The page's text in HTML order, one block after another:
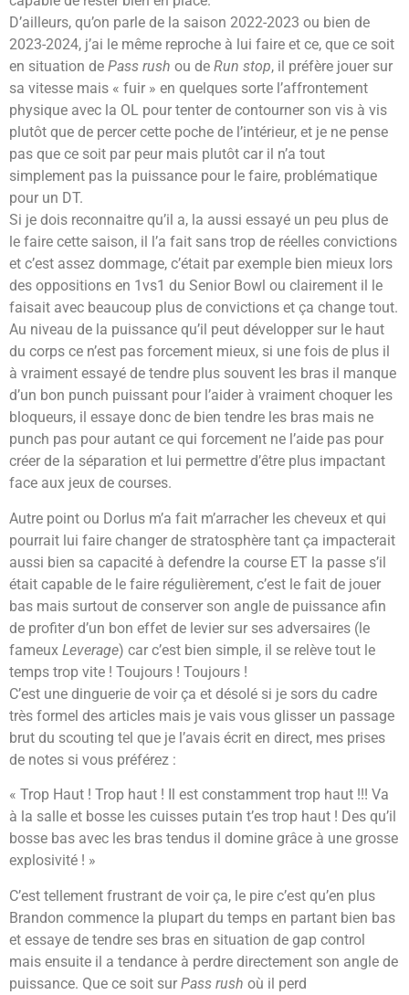
D’ailleurs, qu’on parle de la saison 2022-2023 ou bien de
2023-2024, j’ai le même reproche à lui faire et ce, que ce soit
en situation de Pass rush ou de Run stop, il préfère jouer sur
sa vitesse mais « fuir » en quelques sorte l’affrontement
physique avec la OL pour tenter de contourner son vis à vis
plutôt que de percer cette poche de l’intérieur, et je ne pense
pas que ce soit par peur mais plutôt car il n’a tout
simplement pas la puissance pour le faire, problématique
pour un DT.
Si je dois reconnaitre qu’il a, la aussi essayé un peu plus de
le faire cette saison, il l’a fait sans trop de réelles convictions
et c’est assez dommage, c’était par exemple bien mieux lors
des oppositions en 1vs1 du Senior Bowl ou clairement il le
faisait avec beaucoup plus de convictions et ça change tout.
Au niveau de la puissance qu’il peut développer sur le haut
du corps ce n’est pas forcement mieux, si une fois de plus il
à vraiment essayé de tendre plus souvent les bras il manque
d’un bon punch puissant pour l’aider à vraiment choquer les
bloqueurs, il essaye donc de bien tendre les bras mais ne
punch pas pour autant ce qui forcement ne l’aide pas pour
créer de la séparation et lui permettre d’être plus impactant
face aux jeux de courses.
Autre point ou Dorlus m’a fait m’arracher les cheveux et qui
pourrait lui faire changer de stratosphère tant ça impacterait
aussi bien sa capacité à defendre la course ET la passe s’il
était capable de le faire régulièrement, c’est le fait de jouer
bas mais surtout de conserver son angle de puissance afin
de profiter d’un bon effet de levier sur ses adversaires (le
fameux Leverage) car c’est bien simple, il se relève tout le
temps trop vite ! Toujours ! Toujours !
C’est une dinguerie de voir ça et désolé si je sors du cadre
très formel des articles mais je vais vous glisser un passage
brut du scouting tel que je l’avais écrit en direct, mes prises
de notes si vous préférez :
« Trop Haut ! Trop haut ! Il est constamment trop haut !!! Va
à la salle et bosse les cuisses putain t’es trop haut ! Des qu’il
bosse bas avec les bras tendus il domine grâce à une grosse
explosivité ! »
C’est tellement frustrant de voir ça, le pire c’est qu’en plus
Brandon commence la plupart du temps en partant bien bas
et essaye de tendre ses bras en situation de gap control
mais ensuite il a tendance à perdre directement son angle de
puissance. Que ce soit sur Pass rush où il perd